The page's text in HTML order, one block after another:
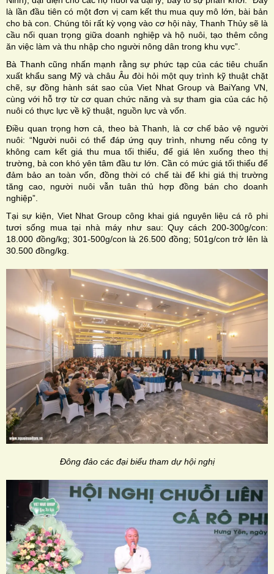
là lần đầu tiên có một đơn vị cam kết thu mua quy mô lớn, bài bản
cho bà con. Chúng tôi rất kỳ vọng vào cơ hội này, Thanh Thủy sẽ là
cầu nối quan trọng giữa doanh nghiệp và hộ nuôi, tạo thêm công
ăn việc làm và thu nhập cho người nông dân trong khu vực”.
Bà Thanh cũng nhấn mạnh rằng sự phức tạp của các tiêu chuẩn
xuất khẩu sang Mỹ và châu Âu đòi hỏi một quy trình kỹ thuật chặt
chẽ, sự đồng hành sát sao của Viet Nhat Group và BaiYang VN,
cùng với hỗ trợ từ cơ quan chức năng và sự tham gia của các hộ
nuôi có thực lực về kỹ thuật, nguồn lực và vốn.
Điều quan trọng hơn cả, theo bà Thanh, là cơ chế bảo vệ người
nuôi: “Người nuôi có thể đáp ứng quy trình, nhưng nếu công ty
không cam kết giá thu mua tối thiểu, để giá lên xuống theo thị
trường, bà con khó yên tâm đầu tư lớn. Cần có mức giá tối thiểu để
đảm bảo an toàn vốn, đồng thời có chế tài để khi giá thị trường
tăng cao, người nuôi vẫn tuân thủ hợp đồng bán cho doanh
nghiệp”.
Tại sự kiện, Viet Nhat Group công khai giá nguyên liệu cá rô phi
tươi sống mua tại nhà máy như sau: Quy cách 200-300g/con:
18.000 đồng/kg; 301-500g/con là 26.500 đồng; 501g/con trở lên là
30.500 đồng/kg.
Đông đảo các đại biểu tham dự hội nghị